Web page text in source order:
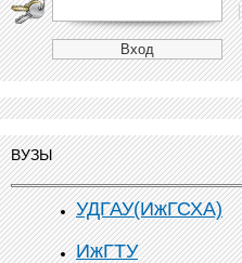
ВУЗЫ
УДГАУ(ИжГСХА)
ИжГТУ